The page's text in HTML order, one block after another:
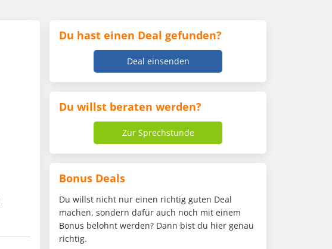
Du hast einen Deal gefunden?
Deal einsenden
Du willst beraten werden?
Zur Sprechstunde
Bonus Deals
Du willst nicht nur einen richtig guten Deal
machen, sondern dafür auch noch mit einem
Bonus belohnt werden? Dann bist du hier genau
richtig.